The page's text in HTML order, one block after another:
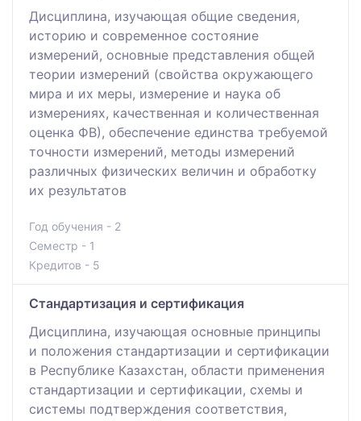
Дисциплина, изучающая общие сведения,
историю и современное состояние
измерений, основные представления общей
теории измерений (свойства окружающего
мира и их меры, измерение и наука об
измерениях, качественная и количественная
оценка ФВ), обеспечение единства требуемой
точности измерений, методы измерений
различных физических величин и обработку
их результатов
Год обучения - 2
Семестр - 1
Кредитов - 5
Стандартизация и сертификация
Дисциплина, изучающая основные принципы
и положения стандартизации и сертификации
в Республике Казахстан, области применения
стандартизации и сертификации, схемы и
системы подтверждения соответствия,